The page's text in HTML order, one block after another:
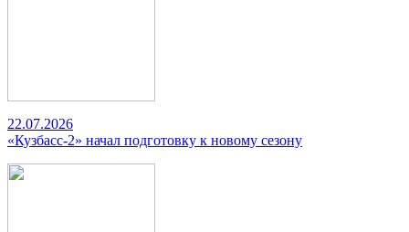
22.07.2026
«Кузбасс-2» начал подготовку к новому сезону